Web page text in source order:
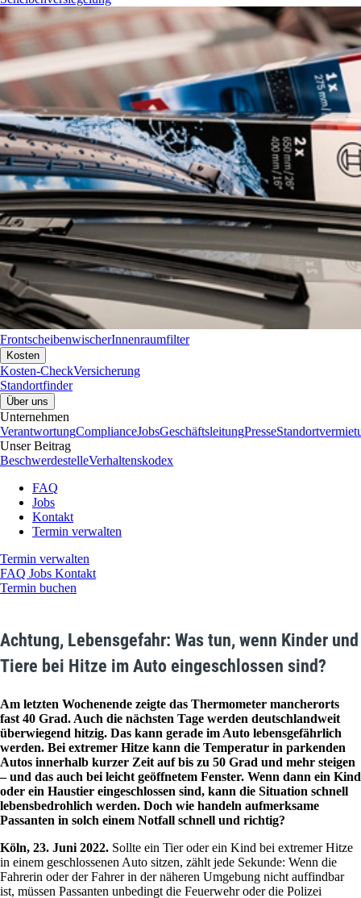
FrontscheibenwischerInnenraumfilter
Kosten
Kosten-CheckVersicherung
Standortfinder
Über uns
Unternehmen
VerantwortungComplianceJobsGeschäftsleitungPresse
Unser Beitrag
BeschwerdestelleVerhaltenskodex
FAQ
Jobs
Kontakt
Termin verwalten
Termin verwalten
FAQ Jobs Kontakt
Termin buchen
Achtung, Lebensgefahr: Was tun, wenn Kinder und
Tiere bei Hitze im Auto eingeschlossen sind?
Am letzten Wochenende zeigte das Thermometer mancherorts
fast 40 Grad. Auch die nächsten Tage werden deutschlandweit
überwiegend hitzig. Das kann gerade im Auto lebensgefährlich
werden. Bei extremer Hitze kann die Temperatur in parkenden
Autos innerhalb kurzer Zeit auf bis zu 50 Grad und mehr steigen
– und das auch bei leicht geöffnetem Fenster. Wenn dann ein Kind
oder ein Haustier eingeschlossen sind, kann die Situation schnell
lebensbedrohlich werden. Doch wie handeln aufmerksame
Passanten in solch einem Notfall schnell und richtig?
Köln, 23. Juni 2022. Sollte ein Tier oder ein Kind bei extremer Hitze
in einem geschlossenen Auto sitzen, zählt jede Sekunde: Wenn die
Fahrerin oder der Fahrer in der näheren Umgebung nicht auffindbar
ist, müssen Passanten unbedingt die Feuerwehr oder die Polizei